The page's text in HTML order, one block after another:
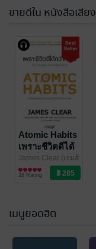
Short Note
โรคในร้านยา
2569
ผศ.ภก.ธีระพงษ์ ศรี
ศิลป์/ TSbooks
การศึกษา/ตำรา
เรียน
12 Rating
ขายดีใน หนังสือเสียง
Atomic Habits
เพราะชีวิตดีได้
กว่าที่เป็น
(หนังสือเสียง)
James Clear (เจมส์
เคลียร์) เขียน,
ประพาฬรัตน์ ยง
พัฒนาตนเอง
28 Rating
เมนูยอดฮิต